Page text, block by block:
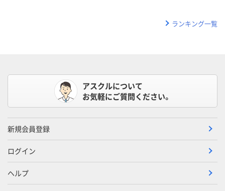
ランキング一覧
アスクルについて
お気軽にご質問ください。
新規会員登録
ログイン
ヘルプ